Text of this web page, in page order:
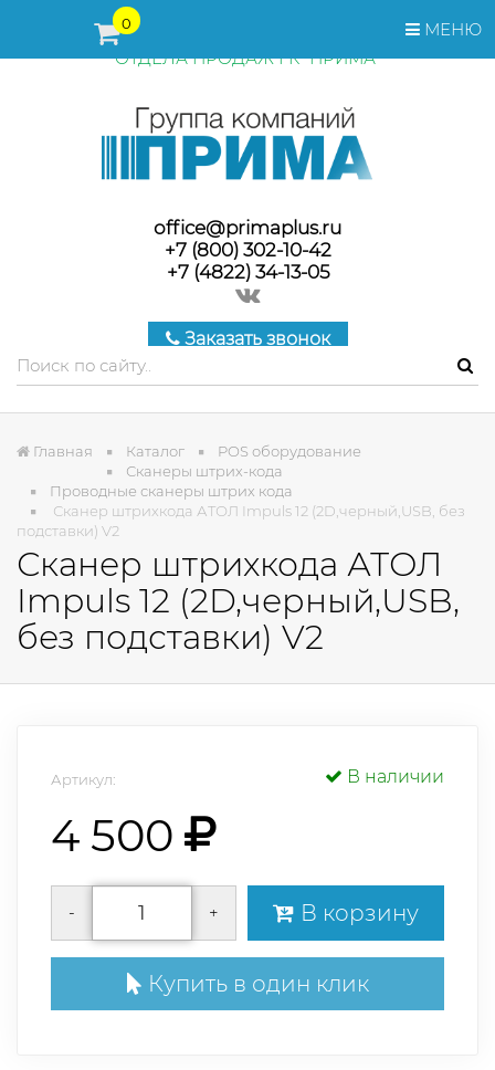
МЕНЮ
0
ПЕРЕД ОФОРМЛЕНИЕМ ЗАКАЗА, СТОИМОСТЬ И СРОКИ
ПОСТАВКИ ТОВАРА УТОЧНЯЙТЕ У МЕНЕДЖЕРОВ
ОТДЕЛА ПРОДАЖ ГК "ПРИМА"
office@primaplus.ru
+7 (800) 302-10-42
+7 (4822) 34-13-05
Заказать звонок
Главная Каталог
POS оборудование
Сканеры штрих-кода
Проводные сканеры штрих кода
Сканер штрихкода АТОЛ Impuls 12 (2D,черный,USB, без
подставки) V2
Сканер штрихкода АТОЛ
Impuls 12 (2D,черный,USB,
без подставки) V2
Артикул: В наличии
4 500
- + В корзину
Купить в один клик